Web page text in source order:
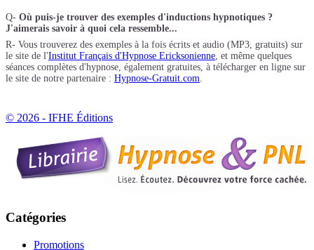
Q- Où puis-je trouver des exemples d'inductions hypnotiques ?
J'aimerais savoir à quoi cela ressemble...
R- Vous trouverez des exemples à la fois écrits et audio (MP3, gratuits) sur
le site de l'Institut Français d'Hypnose Ericksonienne, et même quelques
séances complètes d'hypnose, également gratuites, à télécharger en ligne sur
le site de notre partenaire : Hypnose-Gratuit.com.
© 2026 - IFHE Éditions
Catégories
Promotions